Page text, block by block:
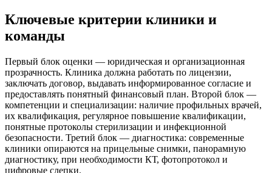
Ключевые критерии клиники и
команды
Первый блок оценки — юридическая и организационная
прозрачность. Клиника должна работать по лицензии,
заключать договор, выдавать информированное согласие и
предоставлять понятный финансовый план. Второй блок —
компетенции и специализации: наличие профильных врачей,
их квалификация, регулярное повышение квалификации,
понятные протоколы стерилизации и инфекционной
безопасности. Третий блок — диагностика: современные
клиники опираются на прицельные снимки, панорамную
диагностику, при необходимости КТ, фотопротокол и
цифровые слепки.